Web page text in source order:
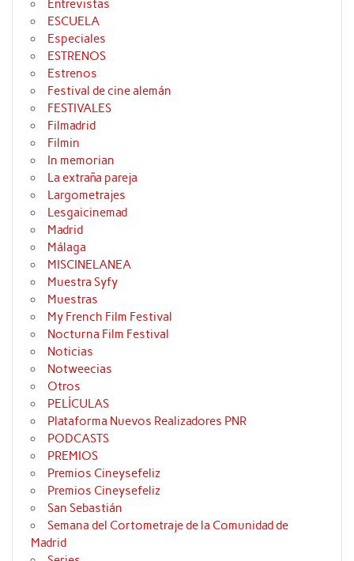
Entrevistas
ESCUELA
Especiales
ESTRENOS
Estrenos
Festival de cine alemán
FESTIVALES
Filmadrid
Filmin
In memorian
La extraña pareja
Largometrajes
Lesgaicinemad
Madrid
Málaga
MISCINELANEA
Muestra Syfy
Muestras
My French Film Festival
Nocturna Film Festival
Noticias
Notweecias
Otros
PELÍCULAS
Plataforma Nuevos Realizadores PNR
PODCASTS
PREMIOS
Premios Cineysefeliz
Premios Cineysefeliz
San Sebastián
Semana del Cortometraje de la Comunidad de
Madrid